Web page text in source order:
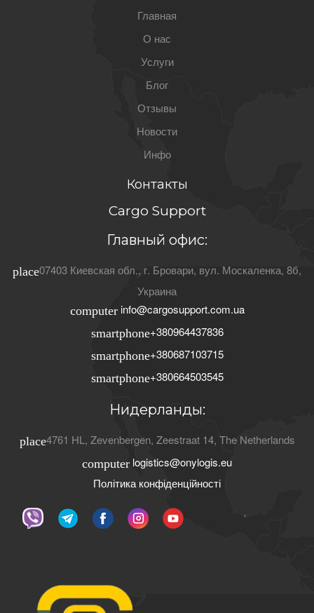
Главная
О нас
Услуги
Блог
Отзывы
Новости
Инфо
Контакты
Cargo Support
Главный офис:
place07403 Киевская обл., г. Бровари, вул. Москаленка, 8б,
Украина
computerinfo@cargosupport.com.ua
smartphone+380964437836
smartphone+380687103715
smartphone+380664503545
Нидерланды:
place4761 HL , Zevenbergen, Zeestraat 14, The Netherlands
computer logistics@onylogis.eu
Політика конфіденційності
ʼ